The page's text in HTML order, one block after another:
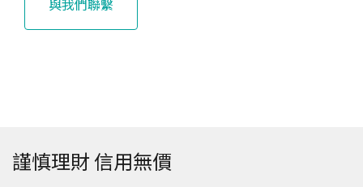
與我們聯繫
謹慎理財 信用無價